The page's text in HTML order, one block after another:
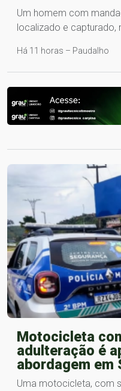
Um homem com
localizado e capturado,
Há 11 horas – Paudalho
Motocicleta
adulteração é
abordagem em
Uma motocicleta, com